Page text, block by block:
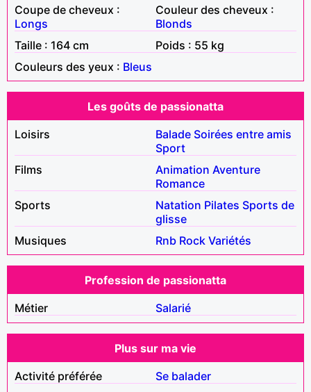
Coupe de cheveux :
Longs
Couleur des cheveux :
Blonds
Taille : 164 cm
Poids : 55 kg
Couleurs des yeux : Bleus
Les goûts de passionatta
Loisirs
Balade Soirées entre amis
Sport
Films
Animation Aventure
Romance
Sports
Natation Pilates Sports de
glisse
Musiques
Rnb Rock Variétés
Profession de passionatta
Métier
Salarié
Plus sur ma vie
Activité préférée
Se balader